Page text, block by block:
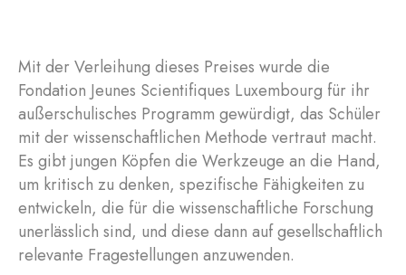
Mit der Verleihung dieses Preises wurde die
Fondation Jeunes Scientifiques Luxembourg für ihr
außerschulisches Programm gewürdigt, das Schüler
mit der wissenschaftlichen Methode vertraut macht.
Es gibt jungen Köpfen die Werkzeuge an die Hand,
um kritisch zu denken, spezifische Fähigkeiten zu
entwickeln, die für die wissenschaftliche Forschung
unerlässlich sind, und diese dann auf gesellschaftlich
relevante Fragestellungen anzuwenden.